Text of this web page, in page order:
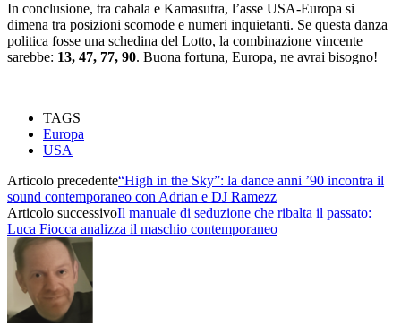
In conclusione, tra cabala e Kamasutra, l’asse USA-Europa si
dimena tra posizioni scomode e numeri inquietanti. Se questa danza
politica fosse una schedina del Lotto, la combinazione vincente
sarebbe: 13, 47, 77, 90. Buona fortuna, Europa, ne avrai bisogno!
TAGS
Europa
USA
Articolo precedente“High in the Sky”: la dance anni ’90 incontra il
sound contemporaneo con Adrian e DJ Ramezz
Articolo successivoIl manuale di seduzione che ribalta il passato:
Luca Fiocca analizza il maschio contemporaneo